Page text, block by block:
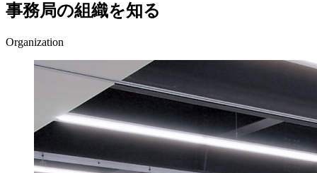
事務局の組織を知る
Organization